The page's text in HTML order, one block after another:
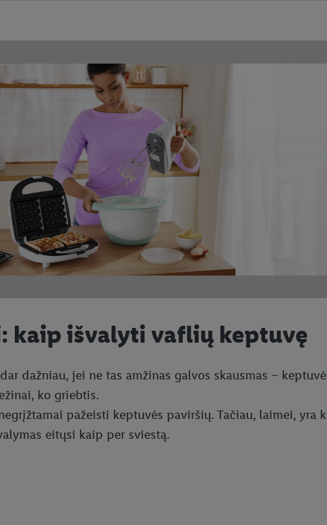
kaip išvalyti vaflių keptuvę
dažniau, jei ne tas amžinas galvos skausmas –
ko griebtis.
pažeisti keptuvės paviršių. Tačiau, laimei, yra
eitųsi kaip per sviestą.